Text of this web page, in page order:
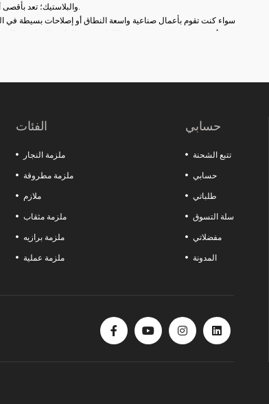
والبلاستيك؛ تعد بأقصى أداء في العديد من المجالات مثل النجارة واللحام والثقب والتجميع والإصلاح.
سواء كنت تقوم بأعمال صناعية واسعة النطاق أو إصلاحات بسيطة في
أكثر دقة. في مجموعة منتجاتنا الواسعة من الملازم المطروقة إلى
الفئات
ملزمة النجار
ملزمة مطروقة
ملازم
ملزمة مثقاب
ملزمة برازيه
ملزمة عملية
حسابي
تتبع الشحنة
حسابي
طلباتي
سلة التسوق
مفضلاتي
المدونة